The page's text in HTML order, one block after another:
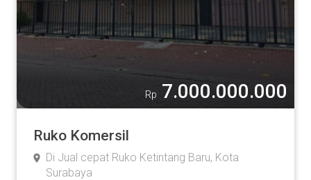
Rp 7.000.000.000
Ruko Komersil
Di Jual cepat Ruko Ketintang Baru, Kota
Surabaya